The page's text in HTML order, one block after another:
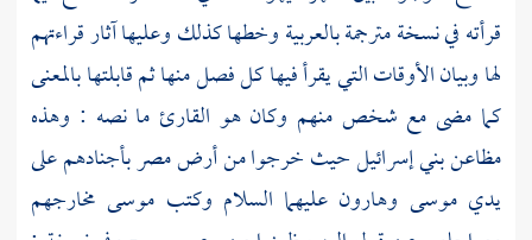
قرأته في نسخة مترجمة بالعربية وخطها كذلك وعليها آثار قراءتهم
لها وبيان الأوقات التي يقرأ فيها كل فصل منها ثم قابلتها بالمعنى
كما مضى مع شخص منهم وكان هو القارئ ما نصه : وهذه
مظاعن بني إسرائيل حيث خرجوا من أرضمصربأجنادهم على
يديموسى وهارون عليهما السلام وكتب موسى مخارجهم